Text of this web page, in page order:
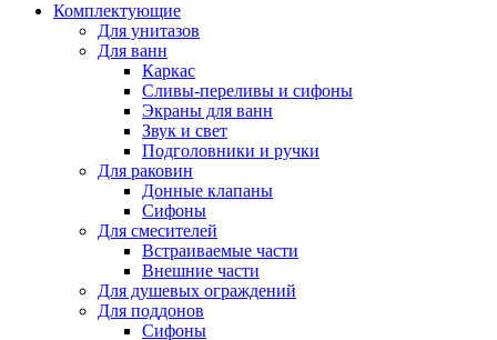
Комплектующие
Для унитазов
Для ванн
Каркас
Сливы-переливы и сифоны
Экраны для ванн
Звук и свет
Подголовники и ручки
Для раковин
Донные клапаны
Сифоны
Для смесителей
Встраиваемые части
Внешние части
Для душевых ограждений
Для поддонов
Сифоны